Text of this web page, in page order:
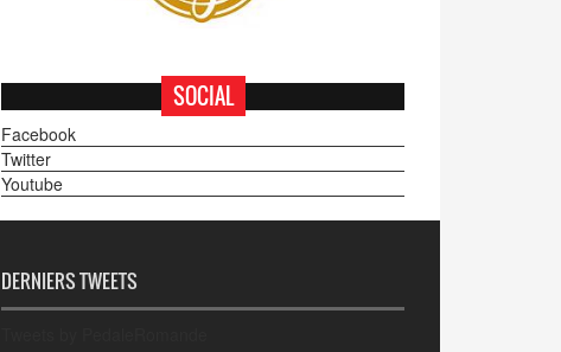
SOCIAL
Facebook
Twitter
Youtube
DERNIERS TWEETS